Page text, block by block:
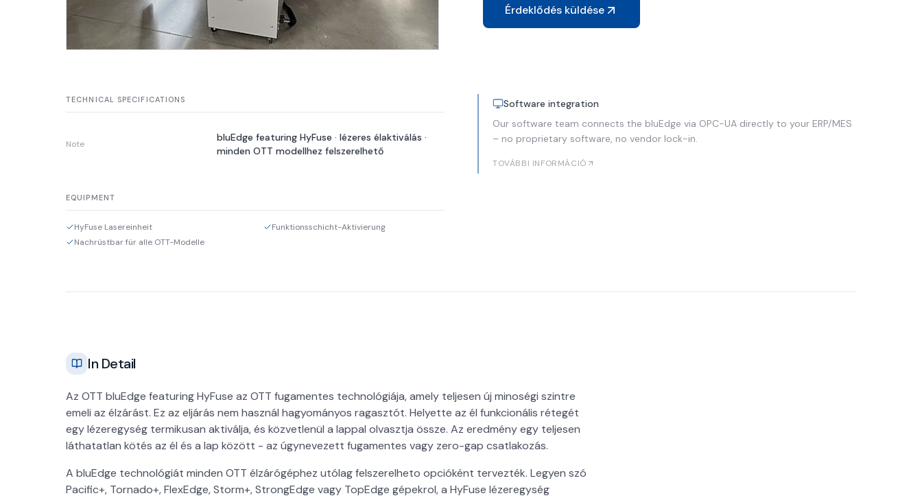
Érdeklődés küldése
TECHNICAL SPECIFICATIONS
Note
bluEdge featuring HyFuse · lézeres élaktiválás ·
minden OTT modellhez felszerelhető
EQUIPMENT
HyFuse Lasereinheit
Funktionsschicht-Aktivierung
Nachrüstbar für alle OTT-Modelle
Software integration
Our software team connects the bluEdge via OPC-UA directly to your ERP/MES
– no proprietary software, no vendor lock-in.
TOVÁBBI INFORMÁCIÓ
In Detail
Az OTT bluEdge featuring HyFuse az OTT fugamentes technológiája, amely teljesen új minoségi szintre
emeli az élzárást. Ez az eljárás nem használ hagyományos ragasztót. Helyette az él funkcionális rétegét
egy lézeregység termikusan aktiválja, és közvetlenül a lappal olvasztja össze. Az eredmény egy teljesen
láthatatlan kötés az él és a lap között - az úgynevezett fugamentes vagy zero-gap csatlakozás.
A bluEdge technológiát minden OTT élzárógéphez utólag felszerelheto opcióként tervezték. Legyen szó
Pacific+, Tornado+, FlexEdge, Storm+, StrongEdge vagy TopEdge gépekrol, a HyFuse lézeregység